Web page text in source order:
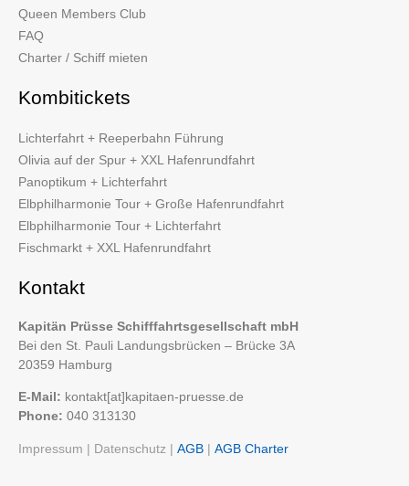
Queen Members Club
FAQ
Charter / Schiff mieten
Kombitickets
Lichterfahrt + Reeperbahn Führung
Olivia auf der Spur + XXL Hafenrundfahrt
Panoptikum + Lichterfahrt
Elbphilharmonie Tour + Große Hafenrundfahrt
Elbphilharmonie Tour + Lichterfahrt
Fischmarkt + XXL Hafenrundfahrt
Kontakt
Kapitän Prüsse Schifffahrtsgesellschaft mbH
Bei den St. Pauli Landungsbrücken – Brücke 3A
20359 Hamburg
E-Mail: kontakt[at]kapitaen-pruesse.de
Phone: 040 313130
Impressum | Datenschutz | AGB | AGB Charter